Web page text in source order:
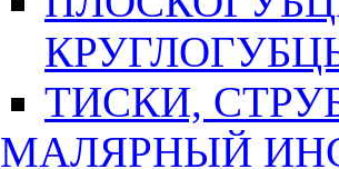
ТИСКИ,
МАЛЯРНЫЙ